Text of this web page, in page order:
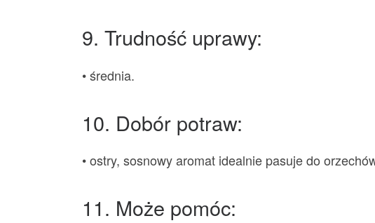
9. Trudność uprawy:
• średnia.
10. Dobór potraw:
• ostry, sosnowy aromat idealnie pasuje do
11. Może pomóc: